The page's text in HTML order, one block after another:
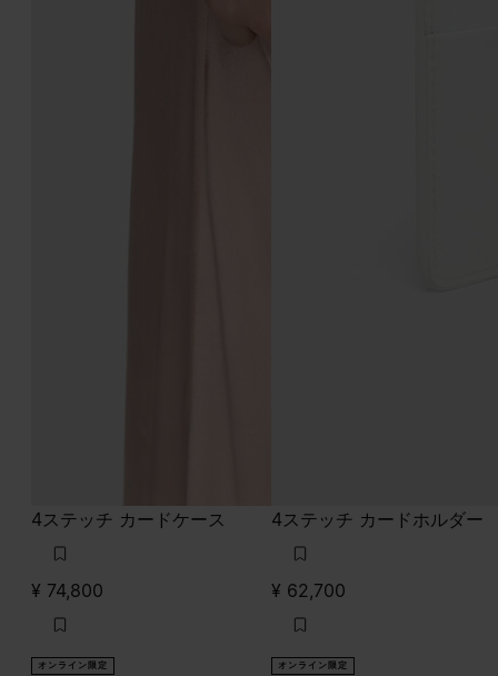
4ステッチ カードケース
¥ 74,800
オンライン限定
4ステッチ カードホルダー
¥ 62,700
オンライン限定